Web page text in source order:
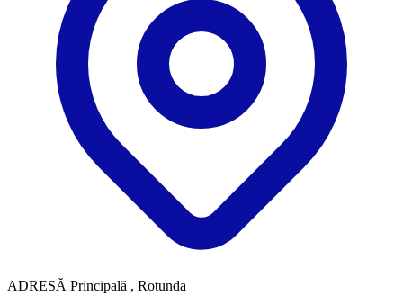
ADRESĂ Principală , Rotunda